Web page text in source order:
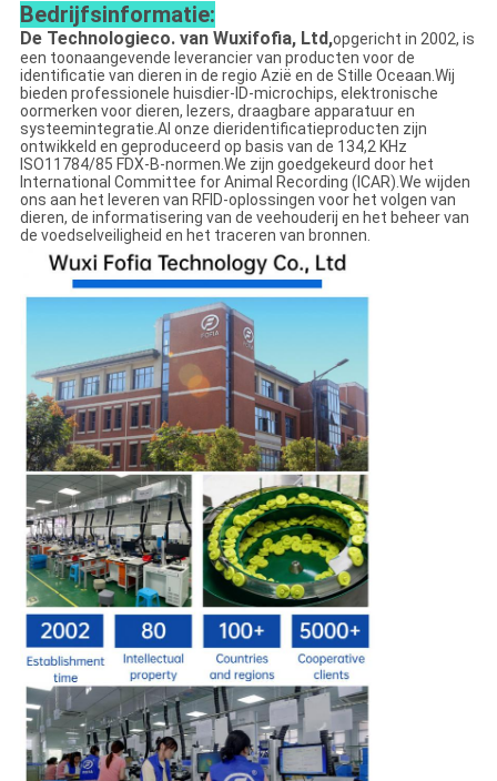
Bedrijfsinformatie:
De Technologieco. van Wuxifofia, Ltd,opgericht in 2002, is
een toonaangevende leverancier van producten voor de
identificatie van dieren in de regio Azië en de Stille Oceaan.Wij
bieden professionele huisdier-ID-microchips, elektronische
oormerken voor dieren, lezers, draagbare apparatuur en
systeemintegratie.Al onze dieridentificatieproducten zijn
ontwikkeld en geproduceerd op basis van de 134,2 KHz
ISO11784/85 FDX-B-normen.We zijn goedgekeurd door het
International Committee for Animal Recording (ICAR).We wijden
ons aan het leveren van RFID-oplossingen voor het volgen van
dieren, de informatisering van de veehouderij en het beheer van
de voedselveiligheid en het traceren van bronnen.